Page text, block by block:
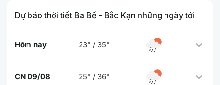
Dự báo thời tiết Ba Bể - Bắc Kạn những ngày tới
Hôm nay 23° / 35°
CN 09/08 25° / 36°